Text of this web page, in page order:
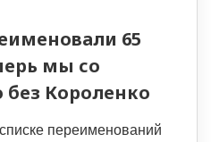
65
мы со
Короленко
переименований